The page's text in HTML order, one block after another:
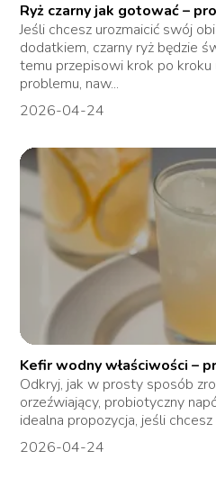
Ryż czarny jak gotować –
Jeśli chcesz urozmaicić swój
dodatkiem, czarny ryż będzie
temu przepisowi krok po
problemu, naw...
2026-04-24
Kefir wodny właściwości –
Odkryj, jak w prosty sposób
orzeźwiający, probiotyczny
idealna propozycja, jeśli
2026-04-24